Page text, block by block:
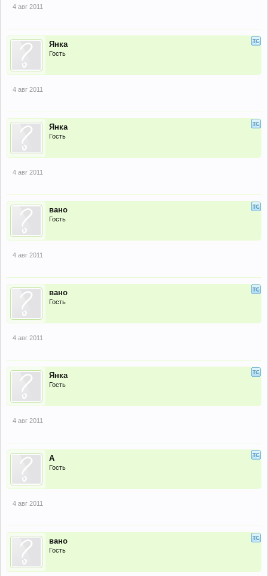
4 авг 2011
Янка
Гость
4 авг 2011
Янка
Гость
4 авг 2011
вано
Гость
4 авг 2011
вано
Гость
4 авг 2011
Янка
Гость
4 авг 2011
А
Гость
4 авг 2011
вано
Гость